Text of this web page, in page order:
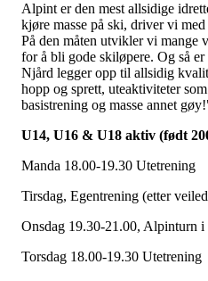
Alpint er den mest allsidige
kjøre masse på ski, driver vi
På den måten utvikler vi mange
for å bli gode skiløpere. Og så
Njård legger opp til allsidig
hopp og sprett, uteaktiviteter
basistrening og masse annet
U14, U16 & U18 aktiv (født
Manda 18.00-19.30 Utetrening
Tirsdag, Egentrening (etter
Onsdag 19.30-21.00, Alpinturn i
Torsdag 18.00-19.30 Utetrening